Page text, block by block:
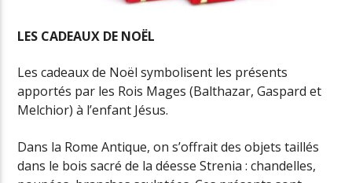
LES CADEAUX DE NOËL
Les cadeaux de Noël symbolisent les présents
apportés par les Rois Mages (Balthazar, Gaspard et
Melchior) à l’enfant Jésus.
Dans la Rome Antique, on s’offrait des objets taillés
dans le bois sacré de la déesse Strenia : chandelles,